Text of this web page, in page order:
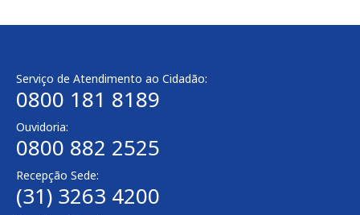
Serviço de Atendimento ao Cidadão:
0800 181 8189
Ouvidoria:
0800 882 2525
Recepção Sede:
(31) 3263 4200